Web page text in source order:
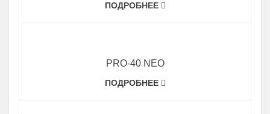
ПОДРОБНЕЕ
PRO-40 NEO
ПОДРОБНЕЕ